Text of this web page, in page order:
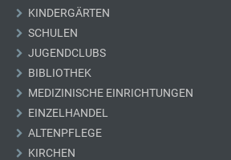
KINDERGÄRTEN
SCHULEN
JUGENDCLUBS
BIBLIOTHEK
MEDIZINISCHE EINRICHTUNGEN
EINZELHANDEL
ALTENPFLEGE
KIRCHEN